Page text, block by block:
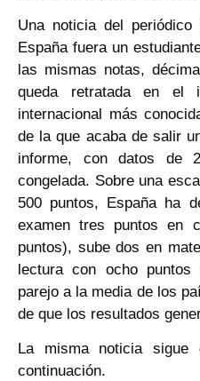
Una noticia del
España fuera un
las mismas notas,
queda retratada en el
internacional más
de la que acaba de salir
informe, con datos de
congelada. Sobre una
500 puntos, España ha
examen tres puntos en
puntos), sube dos en
lectura con ocho
parejo a la media de los
de que los resultados
La misma noticia sigue
continuación.